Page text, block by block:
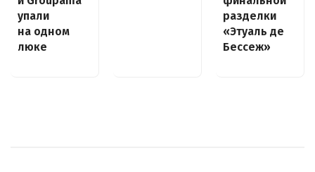
упали
на одном
люке
разделки
«Этуаль де
Бессеж»